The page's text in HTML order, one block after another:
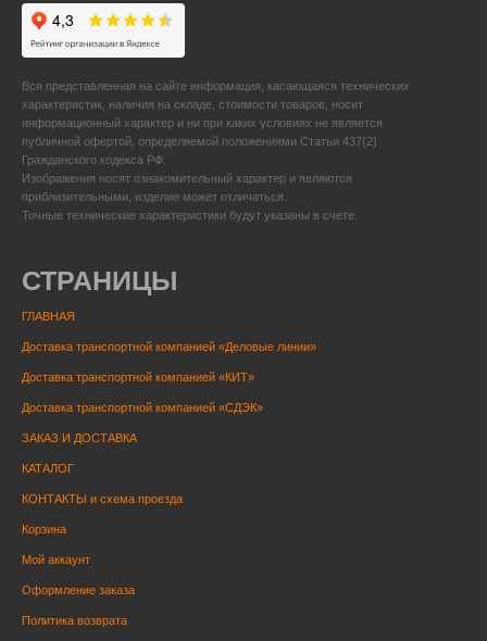
Вся представленная на сайте информация, касающаяся технических
характеристик, наличия на складе, стоимости товаров, носит
информационный характер и ни при каких условиях не является
публичной офертой, определяемой положениями Статьи 437(2)
Гражданского кодекса РФ.
Изображения носят ознакомительный характер и являются
приблизительными, изделие может отличаться.
Точные технические характеристики будут указаны в счете.
СТРАНИЦЫ
ГЛАВНАЯ
Доставка транспортной компанией «Деловые линии»
Доставка транспортной компанией «КИТ»
Доставка транспортной компанией «СДЭК»
ЗАКАЗ И ДОСТАВКА
КАТАЛОГ
КОНТАКТЫ и схема проезда
Корзина
Мой аккаунт
Оформление заказа
Политика возврата